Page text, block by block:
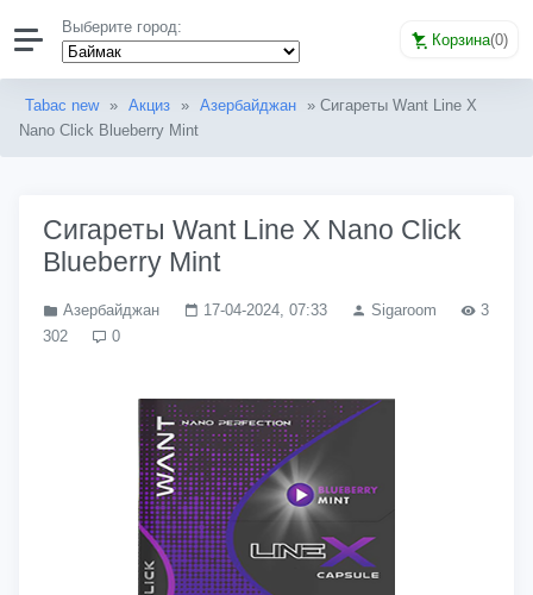
Выберите город:
Корзина(0)
Tabac new » Акциз » Азербайджан » Сигареты Want Line X
Nano Click Blueberry Mint
Сигареты Want Line X Nano Click
Blueberry Mint
Азербайджан 17-04-2024, 07:33 Sigaroom
3
302
0